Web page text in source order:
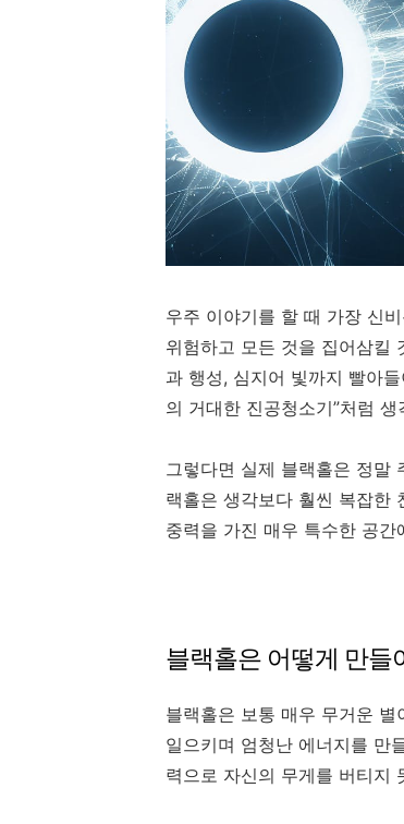
우주 이야기를 할 때 가장 신
위험하고 모든 것을 집어삼킬
과 행성, 심지어 빛까지 빨아
의 거대한 진공청소기”처럼 생
그렇다면 실제 블랙홀은 정말
랙홀은 생각보다 훨씬 복잡한
중력을 가진 매우 특수한 공간
블랙홀은 어떻게 만들
블랙홀은 보통 매우 무거운
일으키며 엄청난 에너지를 만
력으로 자신의 무게를 버티지